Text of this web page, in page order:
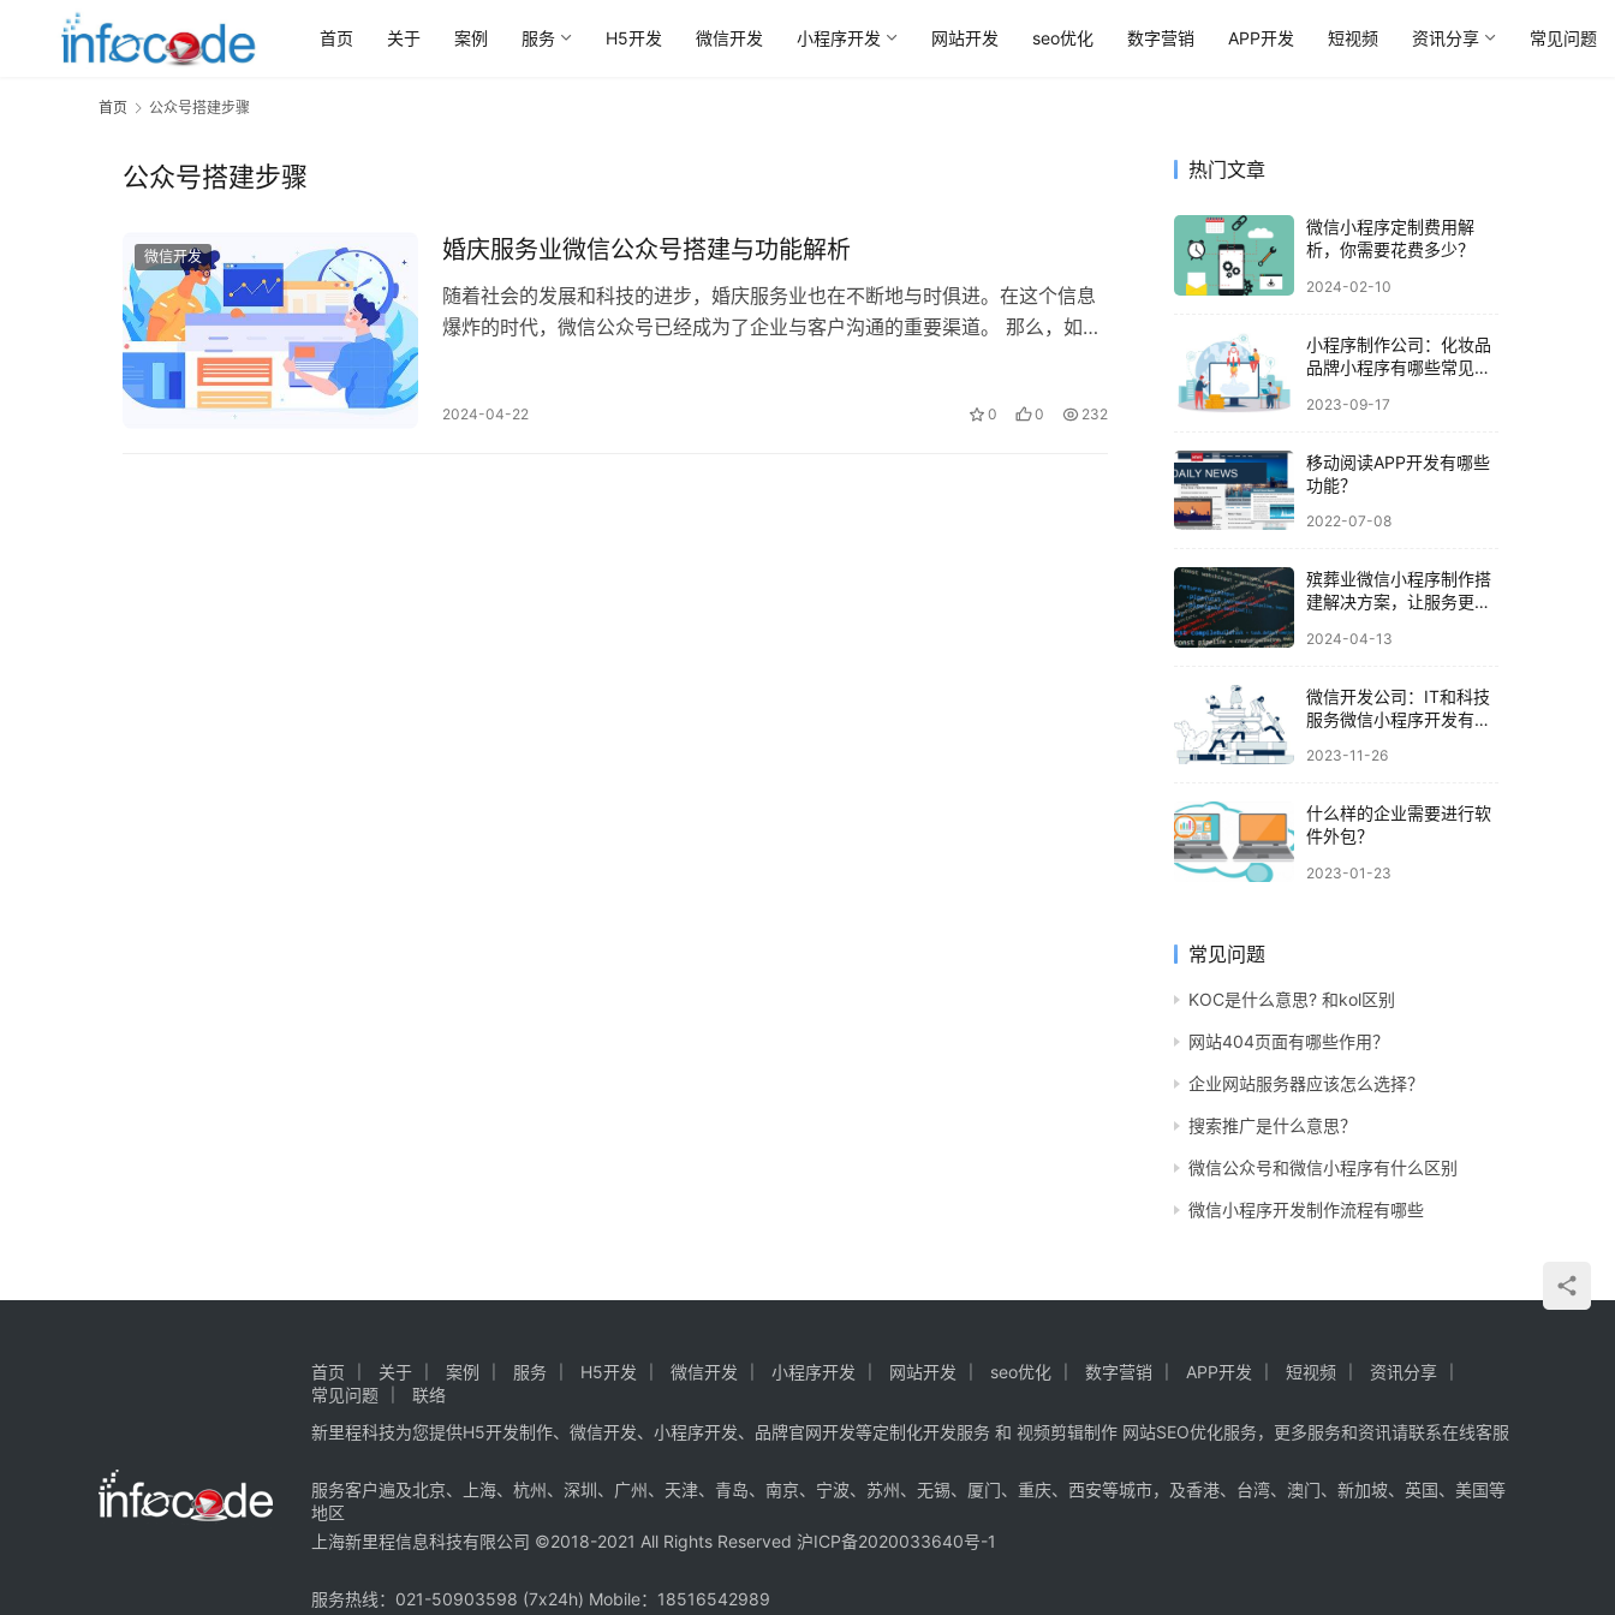
首页 关于 案例 服务 H5开发 微信开发 小程序开发 网站开发 seo优化 数字营销 APP开发 短视频 资讯分享 常见问题
首页 公众号搭建步骤
公众号搭建步骤
微信开发 婚庆服务业微信公众号搭建与功能解析
随着社会的发展和科技的进步，婚庆服务业也在不断地与时俱进。在这个信息
爆炸的时代，微信公众号已经成为了企业与客户沟通的重要渠道。 那么，如何
2024-04-22 0 0 232
热门文章
微信小程序定制费用解
析，你需要花费多少？
2024-02-10
小程序制作公司：化妆品
品牌小程序有哪些常见功
2023-09-17
移动阅读APP开发有哪些
功能？
2022-07-08
殡葬业微信小程序制作搭
建解决方案，让服务更便
2024-04-13
微信开发公司：IT和科技
服务微信小程序开发有哪
2023-11-26
什么样的企业需要进行软
件外包？
2023-01-23
常见问题
KOC是什么意思? 和kol区别
网站404页面有哪些作用？
企业网站服务器应该怎么选择？
搜索推广是什么意思？
微信公众号和微信小程序有什么区别
微信小程序开发制作流程有哪些
首页 关于 案例 服务 H5开发 微信开发 小程序开发 网站开发 seo优化 数字营销 APP开发 短视频
资讯分享
常见问题
联络
新里程科技为您提供H5开发制作、微信开发、小程序开发、品牌官网开发等定制化开发服务 和 视频剪辑制作 网站SEO优化服务，更多服务和资讯请联系在线客服
服务客户遍及北京、 上海、 杭州、 深圳、 广州、 天津、 青岛、 南京、 宁波、 苏州、 无锡、 厦门、 重庆、 西安等城市，及香港、 台湾、 澳门、 新加坡、 英国、 美国等
地区
上海新里程信息科技有限公司 ©2018-2021 All Rights Reserved 沪ICP备2020033640号-1
服务热线：021-50903598 (7x24h) Mobile：18516542989